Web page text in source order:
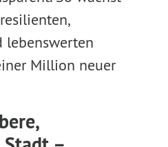
lebenswerten
Million neuer